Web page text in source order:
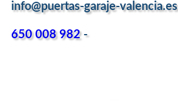
info@puertas-garaje-valencia.es
650 008 982-